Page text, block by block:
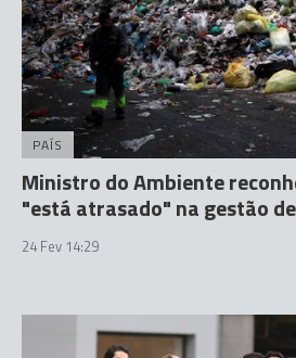
PAÍS
Ministro do Ambiente
"está atrasado" na gestão
24 Fev 14:29